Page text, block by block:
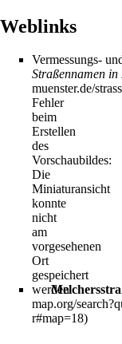
Weblinks
Vermessungs-
Straßennamen
Fehler
beim
Erstellen
des
Vorschaubildes:
Die
Miniaturansicht
konnte
nicht
am
vorgesehenen
Ort
gespeichert
werden